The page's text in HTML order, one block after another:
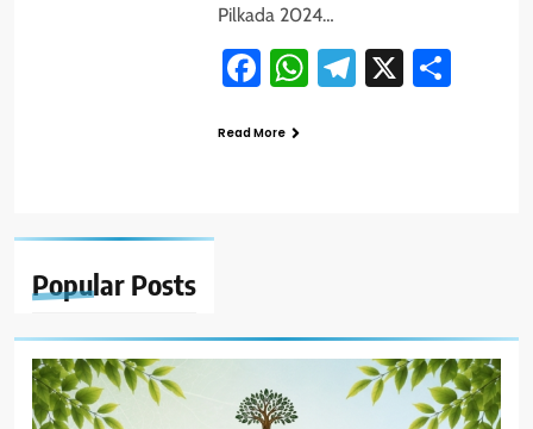
Popular Posts
Pilkada 2024…
Facebook
WhatsApp
Telegram
X
Read More